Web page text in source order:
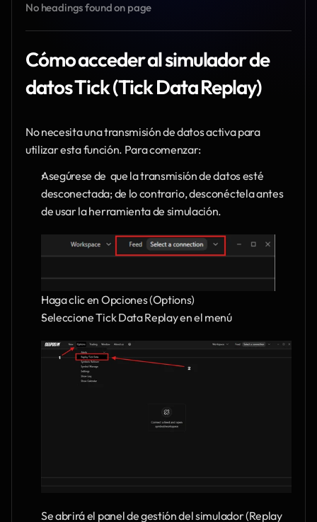
No headings found on page
Cómo acceder al simulador de
datos Tick (Tick Data Replay)
No necesita una transmisión de datos activa para
utilizar esta función. Para comenzar:
Asegúrese de  que la transmisión de datos esté
desconectada; de lo contrario, desconéctela antes
de usar la herramienta de simulación.
Haga clic en Opciones (Options)
Seleccione Tick Data Replay en el menú
Se abrirá el panel de gestión del simulador (Replay